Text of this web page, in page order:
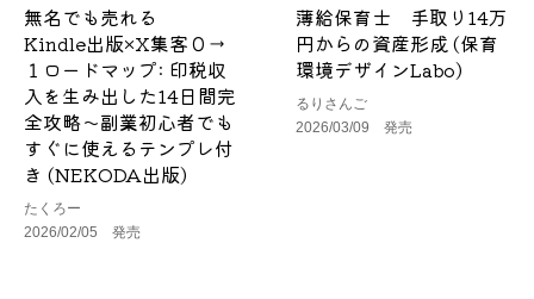
無名でも売れる
Kindle出版×X集客０→
１ロードマップ: 印税収
入を生み出した14日間完
全攻略〜副業初心者でも
すぐに使えるテンプレ付
き (NEKODA出版)
たくろー
2026/02/05 発売
薄給保育士 手取り14万
円からの資産形成 (保育
環境デザインLabo)
るりさんご
2026/03/09 発売